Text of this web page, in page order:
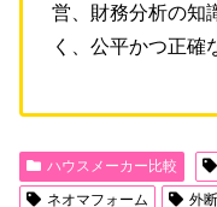
営、財務分析の知
く、公平かつ正確
ハウスメーカー比較
ネオマフォーム
外